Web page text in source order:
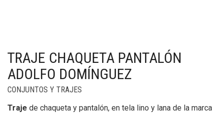
TRAJE CHAQUETA PANTALÓN
ADOLFO DOMÍNGUEZ
CONJUNTOS Y TRAJES
Traje de chaqueta y pantalón, en tela lino y lana de la marca